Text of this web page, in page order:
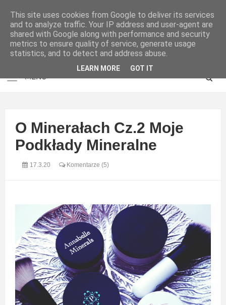
O Minerałach Cz.2 Moje
Podkłady Mineralne
17.3.20 Komentarze (5)
This site uses cookies from Google to deliver its services
and to analyze traffic. Your IP address and user-agent are
shared with Google along with performance and security
metrics to ensure quality of service, generate usage
statistics, and to detect and address abuse.
LEARN MORE GOT IT